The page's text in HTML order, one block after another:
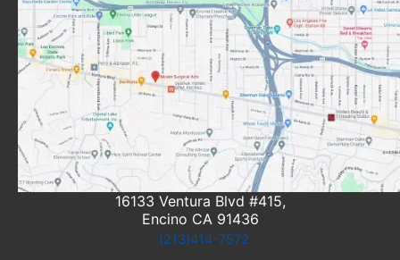
16133 Ventura Blvd #415,
Encino CA 91436
(213)414-7572